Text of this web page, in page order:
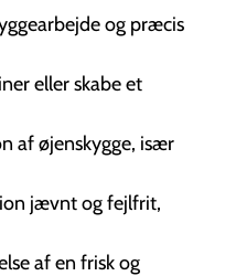
og præcis
eller skabe et
af øjenskygge, især
jævnt og fejlfrit,
af en frisk og